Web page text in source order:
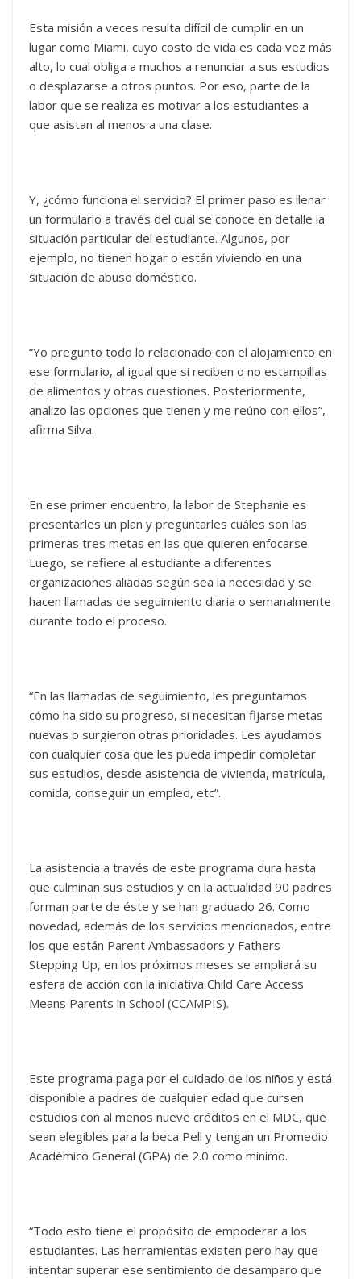
Esta misión a veces resulta difícil de cumplir en un
lugar como Miami, cuyo costo de vida es cada vez más
alto, lo cual obliga a muchos a renunciar a sus estudios
o desplazarse a otros puntos. Por eso, parte de la
labor que se realiza es motivar a los estudiantes a
que asistan al menos a una clase.
Y, ¿cómo funciona el servicio? El primer paso es llenar
un formulario a través del cual se conoce en detalle la
situación particular del estudiante. Algunos, por
ejemplo, no tienen hogar o están viviendo en una
situación de abuso doméstico.
“Yo pregunto todo lo relacionado con el alojamiento en
ese formulario, al igual que si reciben o no estampillas
de alimentos y otras cuestiones. Posteriormente,
analizo las opciones que tienen y me reúno con ellos”,
afirma Silva.
En ese primer encuentro, la labor de Stephanie es
presentarles un plan y preguntarles cuáles son las
primeras tres metas en las que quieren enfocarse.
Luego, se refiere al estudiante a diferentes
organizaciones aliadas según sea la necesidad y se
hacen llamadas de seguimiento diaria o semanalmente
durante todo el proceso.
“En las llamadas de seguimiento, les preguntamos
cómo ha sido su progreso, si necesitan fijarse metas
nuevas o surgieron otras prioridades. Les ayudamos
con cualquier cosa que les pueda impedir completar
sus estudios, desde asistencia de vivienda, matrícula,
comida, conseguir un empleo, etc”.
La asistencia a través de este programa dura hasta
que culminan sus estudios y en la actualidad 90 padres
forman parte de éste y se han graduado 26. Como
novedad, además de los servicios mencionados, entre
los que están Parent Ambassadors y Fathers
Stepping Up, en los próximos meses se ampliará su
esfera de acción con la iniciativa Child Care Access
Means Parents in School (CCAMPIS).
Este programa paga por el cuidado de los niños y está
disponible a padres de cualquier edad que cursen
estudios con al menos nueve créditos en el MDC, que
sean elegibles para la beca Pell y tengan un Promedio
Académico General (GPA) de 2.0 como mínimo.
“Todo esto tiene el propósito de empoderar a los
estudiantes. Las herramientas existen pero hay que
intentar superar ese sentimiento de desamparo que